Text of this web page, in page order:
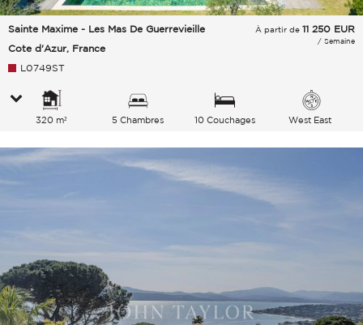
Sainte Maxime - Les Mas De Guerrevieille
Cote d'Azur, France
À partir de 11 250 EUR
/ Semaine
L0749ST
320 m² 5 Chambres 10 Couchages West East